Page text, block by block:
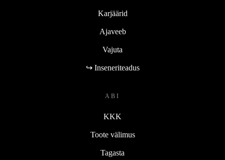
Karjäärid
Ajaveeb
Vajuta
↪ Inseneriteadus
ABI
KKK
Toote välimus
Tagasta